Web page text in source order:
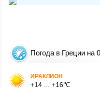
Погода в Греции на
ИРАКЛИОН
+14 ... +16℃